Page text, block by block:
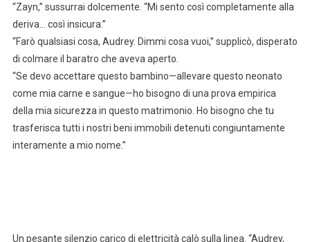
“Zayn,” sussurrai dolcemente. “Mi sento così completamente alla
deriva… così insicura.”
“Farò qualsiasi cosa, Audrey. Dimmi cosa vuoi,” supplicò, disperato
di colmare il baratro che aveva aperto.
“Se devo accettare questo bambino—allevare questo neonato
come mia carne e sangue—ho bisogno di una prova empirica
della mia sicurezza in questo matrimonio. Ho bisogno che tu
trasferisca tutti i nostri beni immobili detenuti congiuntamente
interamente a mio nome.”
Un pesante silenzio carico di elettricità calò sulla linea. “Audrey,